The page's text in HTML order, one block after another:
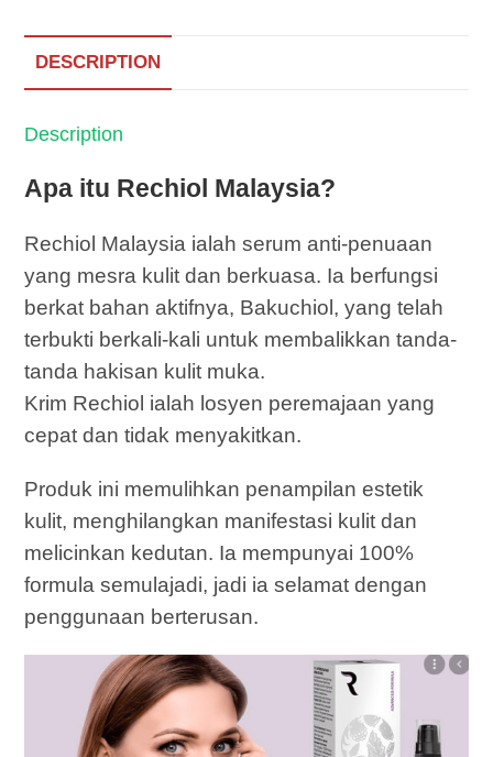
DESCRIPTION
Description
Apa itu Rechiol Malaysia?
Rechiol Malaysia ialah serum anti-penuaan
yang mesra kulit dan berkuasa. Ia berfungsi
berkat bahan aktifnya, Bakuchiol, yang telah
terbukti berkali-kali untuk membalikkan tanda-
tanda hakisan kulit muka.
Krim Rechiol ialah losyen peremajaan yang
cepat dan tidak menyakitkan.
Produk ini memulihkan penampilan estetik
kulit, menghilangkan manifestasi kulit dan
melicinkan kedutan. Ia mempunyai 100%
formula semulajadi, jadi ia selamat dengan
penggunaan berterusan.